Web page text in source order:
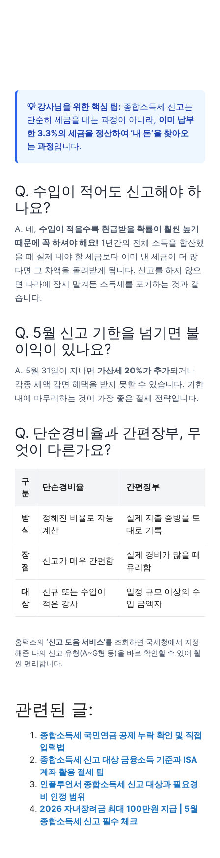
💡 강사님을 위한 핵심 팁: 종합소득세 신고는
단순히 세금을 내는 과정이 아니라, 이미 납부
한 3.3%의 세금을 정산하여 ‘내 돈’을 찾아오
는 과정입니다.
Q. 수입이 적어도 신고해야 하
나요?
A. 네, 수입이 적을수록 환급받을 확률이 훨씬 높기
때문에 꼭 하셔야 해요! 1년간의 전체 소득을 합산했
을 때 실제 내야 할 세금보다 이미 낸 세금이 더 많
다면 그 차액을 돌려받게 됩니다. 신고를 하지 않으
면 나라에 잠시 맡겨둔 소득세를 포기하는 것과 같
습니다.
Q. 5월 신고 기한을 넘기면 불
이익이 있나요?
A. 5월 31일이 지나면 가산세 20%가 추가되거나
각종 세액 감면 혜택을 받지 못할 수 있습니다. 기한
내에 마무리하는 것이 가장 좋은 절세 전략입니다.
Q. 단순경비율과 간편장부, 무
엇이 다른가요?
구
분
단순경비율 간편장부
방
식
정해진 비율로 자동
계산
실제 지출 증빙을 토
대로 기록
장
점
신고가 매우 간편함
실제 경비가 많을 때
유리함
대
상
신규 또는 수입이
적은 강사
일정 규모 이상의 수
입 금액자
홈택스의 ‘신고 도움 서비스’를 조회하면 국세청에서 지정
해준 나의 신고 유형(A~G형 등)을 바로 확인할 수 있어 훨
씬 편리합니다.
관련된 글:
종합소득세 국민연금 공제 누락 확인 및 직접
입력법
종합소득세 신고 대상 금융소득 기준과 ISA
계좌 활용 절세 팁
인플루언서 종합소득세 신고 대상과 필요경
비 인정 범위
2026 자녀장려금 최대 100만원 지급 | 5월
종합소득세 신고 필수 체크